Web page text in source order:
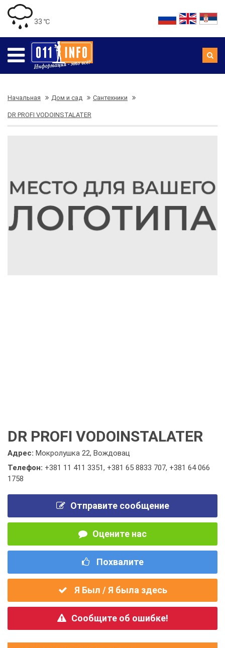
33 ℃
Начальная Дом и сад Сантехники
DR PROFI VODOINSTALATER
DR PROFI VODOINSTALATER
Адрес: Мокролушка 22, Вождовац
Телефон: +381 11 411 3351, +381 65 8833 707, +381 64 066
1758
Отправите сообщение
Оцените нас
Похвалите
Я Был / Я была здесь
Сообщите об ошибке!